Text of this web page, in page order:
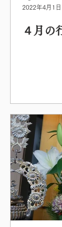
４月の
2022年4月1日